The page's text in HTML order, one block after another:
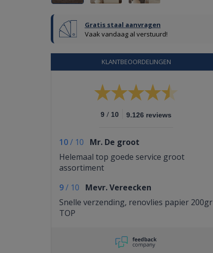
Gratis staal aanvragen
Vaak vandaag al verstuurd!
KLANTBEOORDELINGEN
9 / 10 9.126 reviews
10/ 10
Mr. De groot
Helemaal top goede service groot
assortiment
9/ 10
Mevr. Vereecken
Snelle verzending, renovlies papier 200gr
TOP